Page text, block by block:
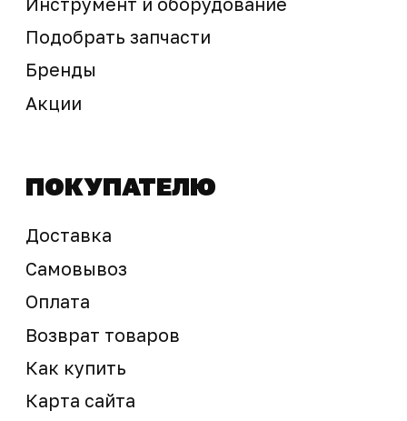
+7 (908) 448-07-59
Магазин
+7 (995) 281-25-71
г. Владивосток
ул. Адмирала Горшкова, 60Б ст2
Предложение не является публичной офертой
Окончательная стоимость с учетом бонусов и
подтверждается продавцом перед оплатой
Политика обработки персональных данных